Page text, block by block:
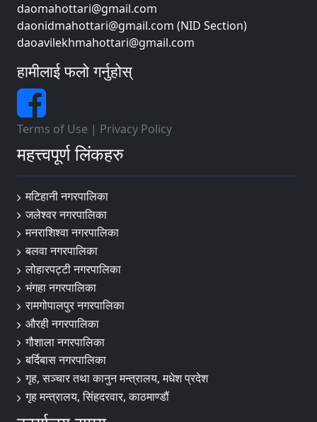
daomahottari@gmail.com
daonidmahottari@gmail.com (NID Section)
daoavilekhmahottari@gmail.com
हामीलाई फलो गर्नुहोस्
Terms of Use | Privacy Policy
महत्त्वपूर्ण लिंकहरु
मटिहानी नगरपालिका
जलेश्वर नगरपालिका
मनराशिश्वा नगरपालिका
बलवा नगरपालिका
लोहारपट्टी नगरपालिका
भंगहा नगरपालिका
रामगोपालपुर नगरपालिका
औरही नगरपालिका
गौशाला नगरपालिका
बर्दिबास नगरपालिका
गृह, सञ्चार तथा कानुन मन्त्रालय, मधेश प्रदेश
गृह मन्त्रालय, सिंहदरवार, काठमाण्डौं